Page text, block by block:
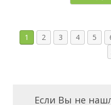
1 2 3 4 5
Если Вы не